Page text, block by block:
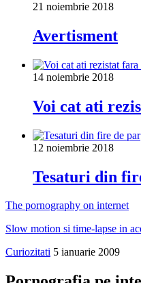
21 noiembrie 2018
Avertisment
14 noiembrie 2018
Voi cat ati
12 noiembrie 2018
Tesaturi din
The pornography on internet
Slow motion si time-lapse in
Curiozitati 5 ianuarie 2009